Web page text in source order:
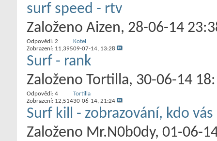
surf speed - rtv
Založeno Aizen‎, 28-06-14
Odpovědi: 2
Zobrazení: 11,395
Kotel
09-07-14, 13:28
Surf - rank
Založeno Tortilla‎, 30-06-14
Odpovědi: 4
Zobrazení: 12,514
Tortilla
30-06-14, 21:24
Surf kill - zobrazování, kdo
Založeno Mr.N0b0dy‎, 01-06-